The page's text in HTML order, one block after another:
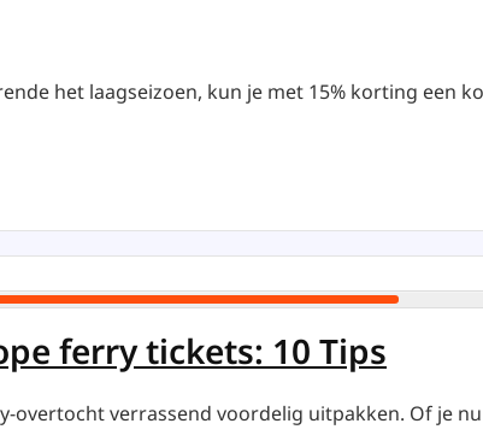
het laagseizoen, kun je met 15% korting een
ferry tickets: 10 Tips
overtocht verrassend voordelig uitpakken. Of je